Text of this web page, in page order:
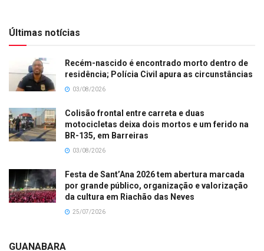
Últimas notícias
Recém-nascido é encontrado morto dentro de
residência; Polícia Civil apura as circunstâncias
03/08/2026
Colisão frontal entre carreta e duas
motocicletas deixa dois mortos e um ferido na
BR-135, em Barreiras
03/08/2026
Festa de Sant’Ana 2026 tem abertura marcada
por grande público, organização e valorização
da cultura em Riachão das Neves
25/07/2026
GUANABARA